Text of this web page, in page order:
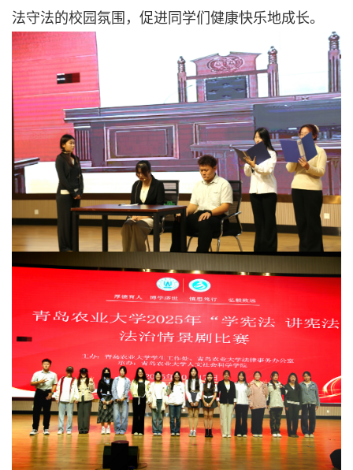
法守法的校园氛围，促进同学们健康快乐地成长。